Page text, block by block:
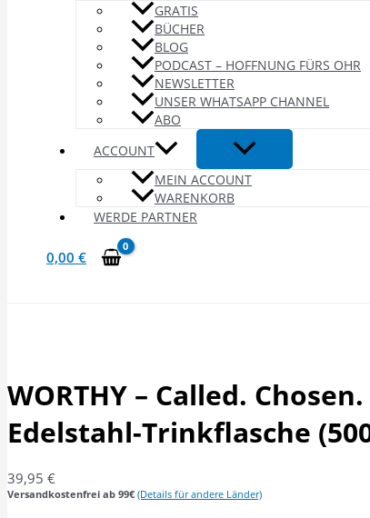
GRATIS
BÜCHER
BLOG
PODCAST – HOFFNUNG FÜRS OHR
NEWSLETTER
UNSER WHATSAPP CHANNEL
ABO
ACCOUNT
MEIN ACCOUNT
WARENKORB
WERDE PARTNER
0,00 €
WORTHY – Called.
Edelstahl-Trinkflasche
39,95 €
Versandkostenfrei ab 99€ (Details für andere Länder)